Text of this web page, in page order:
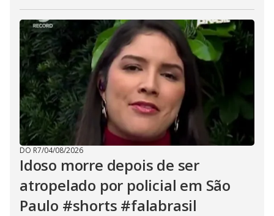
DO R7/04/08/2026
Idoso morre depois de ser
atropelado por policial em São
Paulo #shorts #falabrasil